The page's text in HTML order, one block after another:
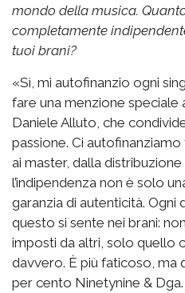
mondo della musica.
completamente
tuoi brani?
«Sì, mi autofinanzio ogni
fare una menzione
Daniele Alluto, che
passione. Ci
ai master, dalla
l’indipendenza non è solo
garanzia di autenticità. Ogni
questo si sente nei brani:
imposti da altri, solo quello
davvero. È più faticoso, ma
per cento Ninetynine &